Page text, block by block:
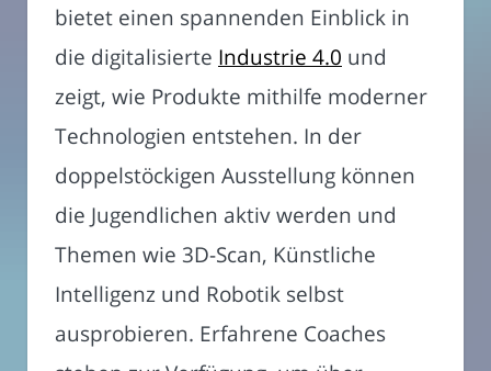
bietet einen spannenden Einblick in
die digitalisierte Industrie 4.0 und
zeigt, wie Produkte mithilfe moderner
Technologien entstehen. In der
doppelstöckigen Ausstellung können
die Jugendlichen aktiv werden und
Themen wie 3D-Scan, Künstliche
Intelligenz und Robotik selbst
ausprobieren. Erfahrene Coaches